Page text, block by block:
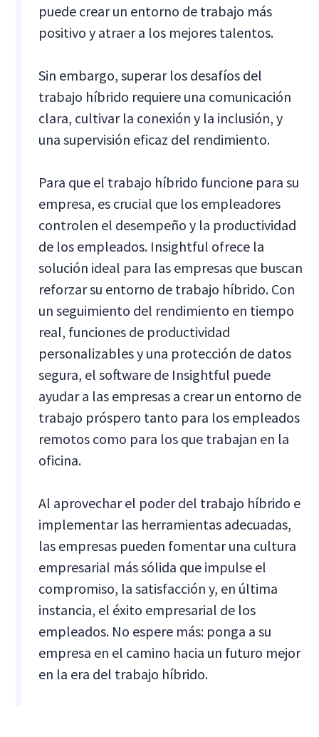
puede crear un entorno de trabajo más
positivo y atraer a los mejores talentos.
Sin embargo, superar los desafíos del
trabajo híbrido requiere una comunicación
clara, cultivar la conexión y la inclusión, y
una supervisión eficaz del rendimiento.
Para que el trabajo híbrido funcione para su
empresa, es crucial que los empleadores
controlen el desempeño y la productividad
de los empleados. Insightful ofrece la
solución ideal para las empresas que buscan
reforzar su entorno de trabajo híbrido. Con
un seguimiento del rendimiento en tiempo
real, funciones de productividad
personalizables y una protección de datos
segura, el software de Insightful puede
ayudar a las empresas a crear un entorno de
trabajo próspero tanto para los empleados
remotos como para los que trabajan en la
oficina.
Al aprovechar el poder del trabajo híbrido e
implementar las herramientas adecuadas,
las empresas pueden fomentar una cultura
empresarial más sólida que impulse el
compromiso, la satisfacción y, en última
instancia, el éxito empresarial de los
empleados. No espere más: ponga a su
empresa en el camino hacia un futuro mejor
en la era del trabajo híbrido.